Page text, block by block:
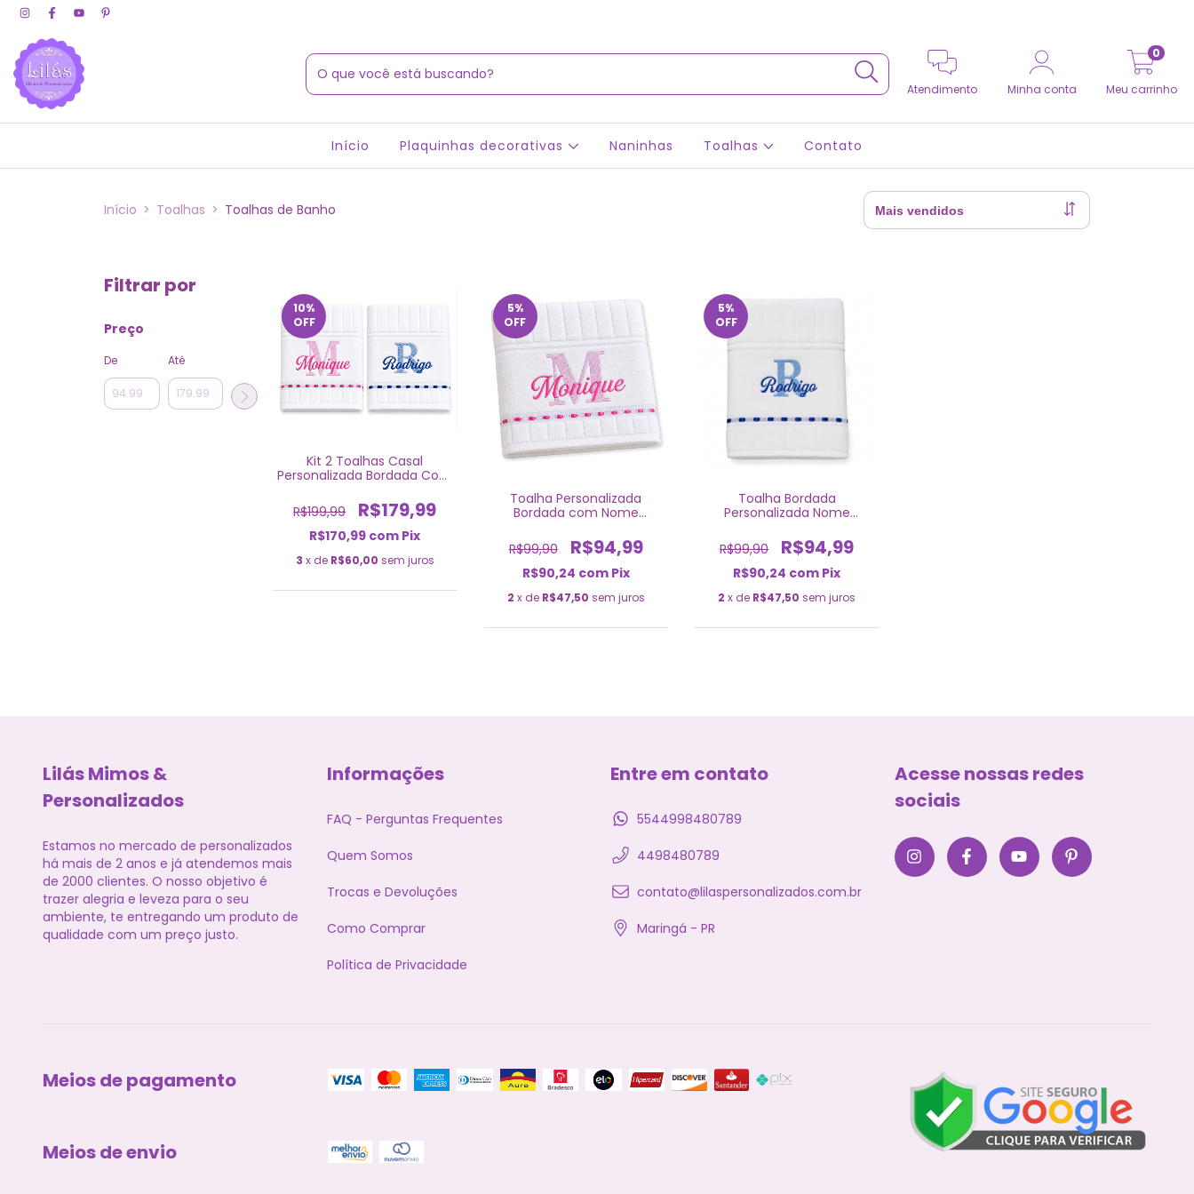
Atendimento Minha conta Meu carrinho
0
Início Plaquinhas decorativas Naninhas Toalhas Contato
Início > Toalhas > Toalhas de Banho
Filtrar por
Preço
De Até
10%
OFF
Kit 2 Toalhas Casal
Personalizada Bordada Com
R$199,99
R$179,99
R$170,99 com Pix
3 x de R$60,00 sem juros
5%
OFF
Toalha Personalizada
Bordada com Nome
R$99,90
R$94,99
R$90,24 com Pix
2 x de R$47,50 sem juros
5%
OFF
Toalha Bordada
Personalizada Nome
R$99,90
R$94,99
R$90,24 com Pix
2 x de R$47,50 sem juros
Lilás Mimos &
Personalizados
Estamos no mercado de personalizados
há mais de 2 anos e já atendemos mais
de 2000 clientes. O nosso objetivo é
trazer alegria e leveza para o seu
ambiente, te entregando um produto de
qualidade com um preço justo.
Informações
FAQ - Perguntas Frequentes
Quem Somos
Trocas e Devoluções
Como Comprar
Política de Privacidade
Entre em contato
5544998480789
4498480789
contato@lilaspersonalizados.com.br
Maringá - PR
Acesse nossas redes
sociais
Meios de pagamento
Meios de envio